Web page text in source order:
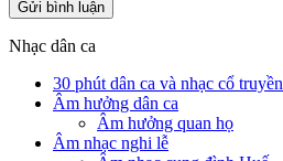
Nhạc dân ca
30 phút dân ca và nhạc cổ truyền
Âm hưởng dân ca
Âm hưởng quan họ
Âm nhạc nghi lễ